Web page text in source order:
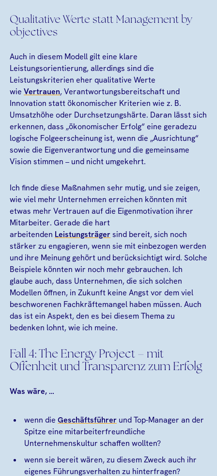
Qualitative Werte statt Management by
objectives
Auch in diesem Modell gilt eine klare
Leistungsorientierung, allerdings sind die
Leistungskriterien eher qualitative Werte
wie Vertrauen, Verantwortungsbereitschaft und
Innovation statt ökonomischer Kriterien wie z. B.
Umsatzhöhe oder Durchsetzungshärte. Daran lässt sich
erkennen, dass „ökonomischer Erfolg“ eine geradezu
logische Folgeerscheinung ist, wenn die „Ausrichtung“
sowie die Eigenverantwortung und die gemeinsame
Vision stimmen – und nicht umgekehrt.
Ich finde diese Maßnahmen sehr mutig, und sie zeigen,
wie viel mehr Unternehmen erreichen könnten mit
etwas mehr Vertrauen auf die Eigenmotivation ihrer
Mitarbeiter. Gerade die hart
arbeitenden Leistungsträgersind bereit, sich noch
stärker zu engagieren, wenn sie mit einbezogen werden
und ihre Meinung gehört und berücksichtigt wird. Solche
Beispiele könnten wir noch mehr gebrauchen. Ich
glaube auch, dass Unternehmen, die sich solchen
Modellen öffnen, in Zukunft keine Angst vor dem viel
beschworenen Fachkräftemangel haben müssen. Auch
das ist ein Aspekt, den es bei diesem Thema zu
bedenken lohnt, wie ich meine.
Fall 4: The Energy Project – mit
Offenheit und Transparenz zum Erfolg
Was wäre, …
wenn die Geschäftsführer und Top-Manager an der
Spitze eine mitarbeiterfreundliche
Unternehmenskultur schaffen wollten?
wenn sie bereit wären, zu diesem Zweck auch ihr
eigenes Führungsverhalten zu hinterfragen?